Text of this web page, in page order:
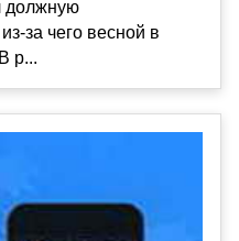
должную
за чего весной в
р...